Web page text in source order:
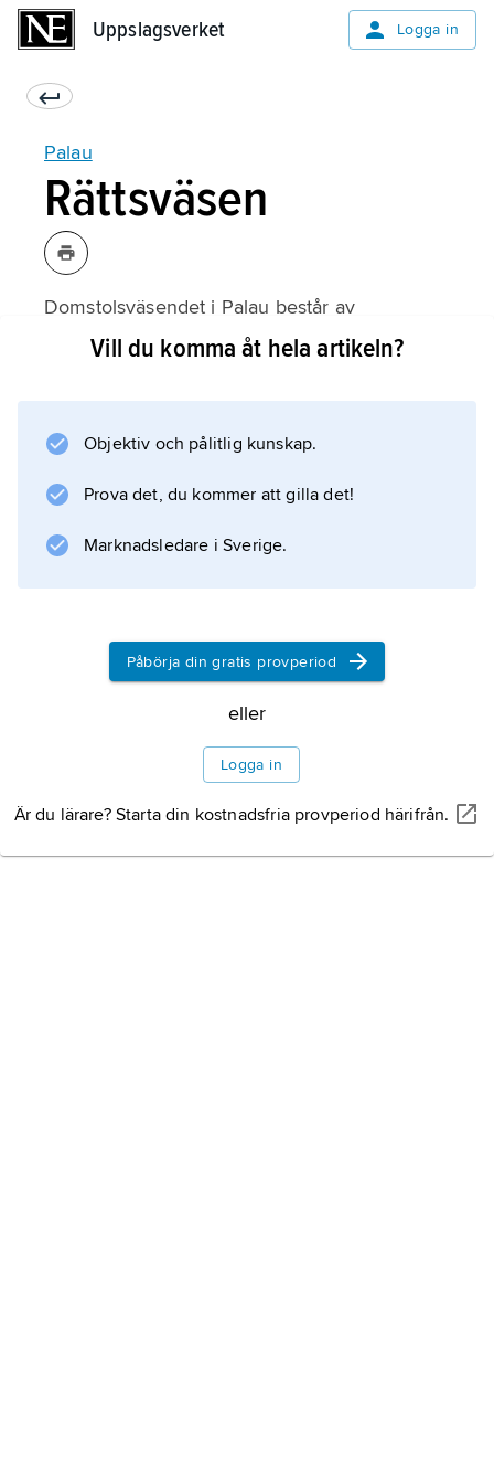
Uppslagsverket Logga in
Palau
Rättsväsen
Domstolsväsendet i Palau består av
Supreme Court
Court of Common Pleas
. Rättsordningen bygger på angloamerikanska
lagstiftning och sedvanerätt. Dödsstraff finns
Information om artikeln
Vill du komma åt hela artikeln?
Objektiv och pålitlig kunskap.
Prova det, du kommer att gilla det!
Marknadsledare i Sverige.
Påbörja din gratis provperiod
eller
Logga in
Är du lärare? Starta din kostnadsfria provperiod härifrån.